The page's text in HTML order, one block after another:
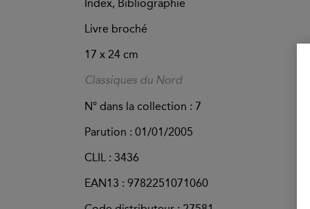
Index, Bibliographie
Livre broché
17 x 24 cm
Classiques du Nord
N° dans la collection : 7
Parution : 01/01/2005
CLIL : 3436
EAN13 : 9782251071060